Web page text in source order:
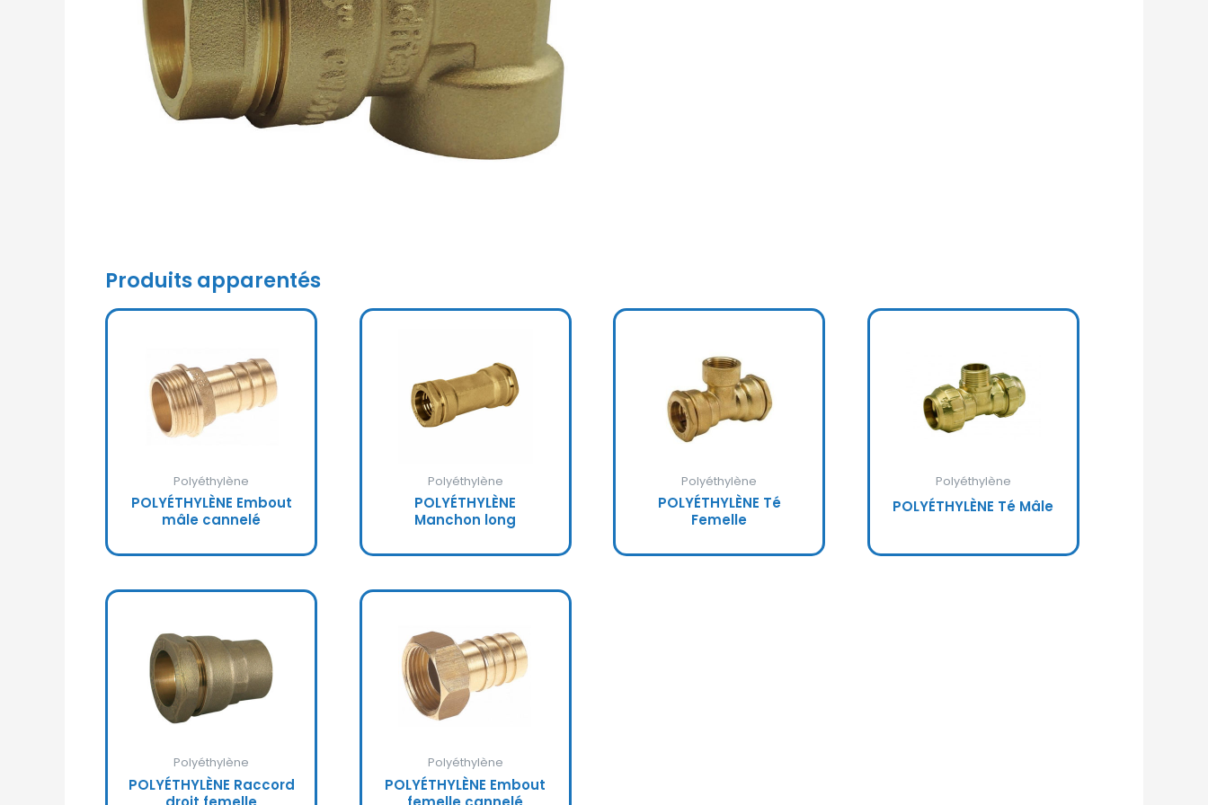
Produits apparentés
Polyéthylène
POLYÉTHYLÈNE Embout
mâle cannelé
Polyéthylène
POLYÉTHYLÈNE
Manchon long
Polyéthylène
POLYÉTHYLÈNE Té
Femelle
Polyéthylène
POLYÉTHYLÈNE Té Mâle
Polyéthylène
POLYÉTHYLÈNE Raccord
Polyéthylène
POLYÉTHYLÈNE Embout